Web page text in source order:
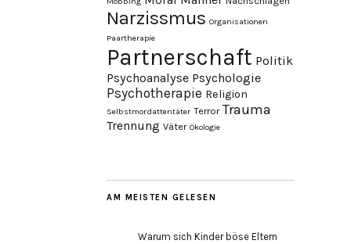
Narzissmus Organisationen
Paartherapie
Partnerschaft Politik
Psychoanalyse Psychologie
Psychotherapie Religion
Selbstmordattentäter Terror Trauma
Trennung Väter Ökologie
AM MEISTEN GELESEN
Warum sich Kinder böse Eltern